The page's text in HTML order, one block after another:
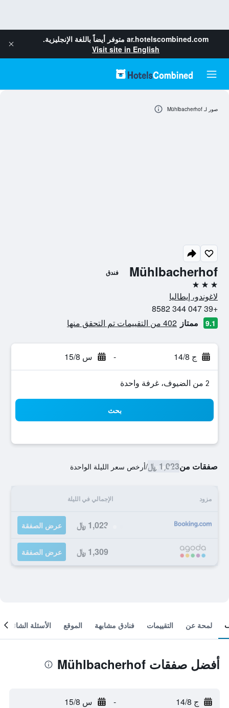
ar.hotelscombined.com متوفر أيضاً باللغة الإنجليزية.
Visit site in English
Mühlbacherhof فندق
3 نجوم
لاغوندو، إيطاليا
+39 047 344 8582
9.1 ممتاز 402 من التقييمات تم التحقق منها
ج 14/8 - س 15/8
2 من الضيوف، غرفة واحدة
بحث
صفقات من1,023 ﷼ /أرخص سعر الليلة الواحدة
مزود الإجمالي في الليلة
1,023 ﷼ عرض الصفقة
1,309 ﷼ عرض الصفقة
صور لـ Mühlbacherhof
لمحة عن التقييمات فنادق مشابهة الموقع الأسئلة الشائعة
أفضل صفقات Mühlbacherhof
ج 14/8 - س 15/8